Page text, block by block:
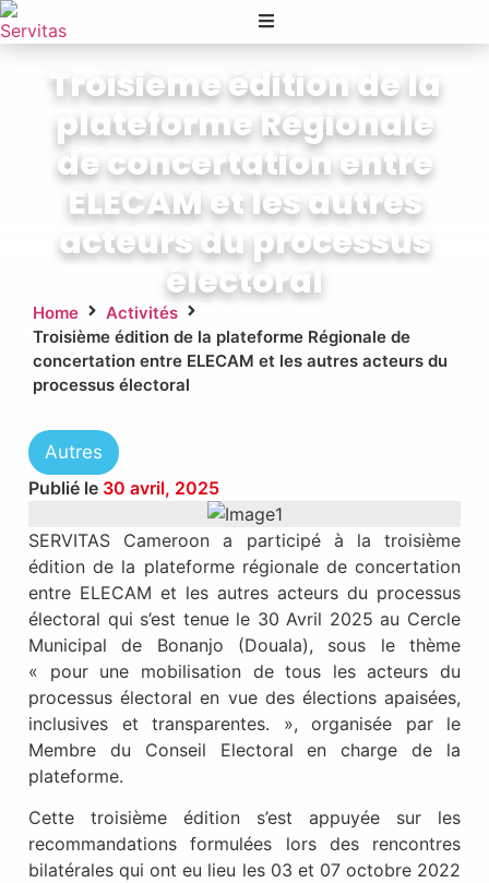
Troisième édition de la
plateforme Régionale
de concertation entre
ELECAM et les autres
acteurs du processus
électoral
Home
Activités
Troisième édition de la plateforme Régionale de
concertation entre ELECAM et les autres acteurs du
processus électoral
Autres
Publié le 30 avril, 2025
SERVITAS Cameroon a participé à la troisième
édition de la plateforme régionale de concertation
entre ELECAM et les autres acteurs du processus
électoral qui s’est tenue le 30 Avril 2025 au Cercle
Municipal de Bonanjo (Douala), sous le thème
« pour une mobilisation de tous les acteurs du
processus électoral en vue des élections apaisées,
inclusives et transparentes. », organisée par le
Membre du Conseil Electoral en charge de la
plateforme.
Cette troisième édition s’est appuyée sur les
recommandations formulées lors des rencontres
bilatérales qui ont eu lieu les 03 et 07 octobre 2022